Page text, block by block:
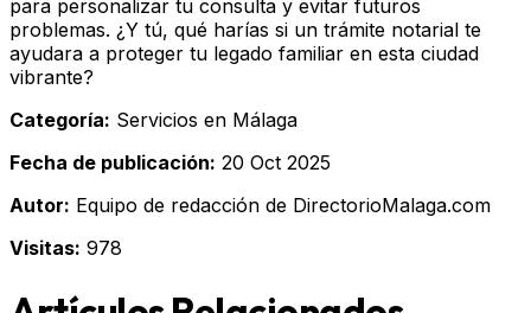
para personalizar tu consulta y evitar futuros
problemas. ¿Y tú, qué harías si un trámite notarial te
ayudara a proteger tu legado familiar en esta ciudad
vibrante?
Categoría: Servicios en Málaga
Fecha de publicación: 20 Oct 2025
Autor: Equipo de redacción de DirectorioMalaga.com
Visitas: 978